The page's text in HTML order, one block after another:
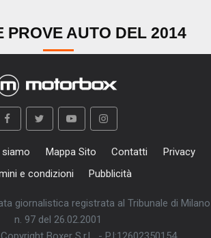
PROVE AUTO DEL 2014
siamo Mappa Sito Contatti
Privacy
e condizioni
Pubblicità
giornalistica registrata al Tribunale di Milano
n. 97 del 26.02.2001